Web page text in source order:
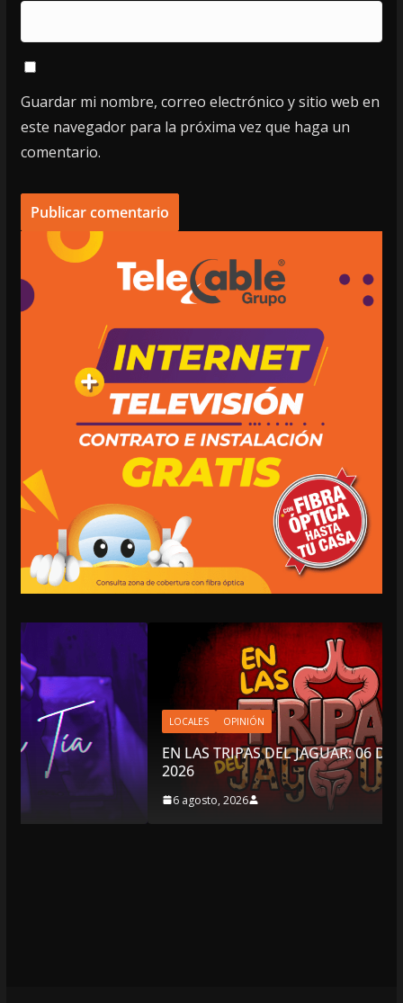
Guardar mi nombre, correo electrónico y sitio web en
este navegador para la próxima vez que haga un
comentario.
LOCALES OPINIÓN
EN LAS TRIPAS DEL JAGUAR: 06 DE AGOSTO DE
2026
6 agosto, 2026